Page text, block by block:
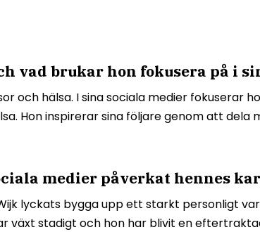
vad brukar hon fokusera på i
och hälsa. I sina sociala medier fokuserar
Hon inspirerar sina följare genom att dela
medier påverkat hennes
lyckats bygga upp ett starkt personligt
växt stadigt och hon har blivit en